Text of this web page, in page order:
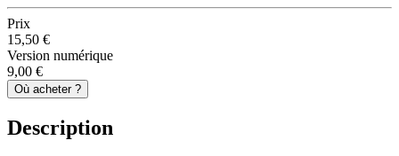
Prix
15,50 €
Version numérique
9,00 €
Où acheter ?
Description